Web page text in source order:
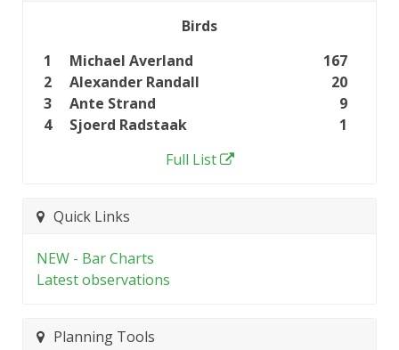
Birds
1
Michael Averland
167
2
Alexander Randall
20
3
Ante Strand
9
4
Sjoerd Radstaak
1
Full List
Quick Links
NEW - Bar Charts
Latest observations
Planning Tools